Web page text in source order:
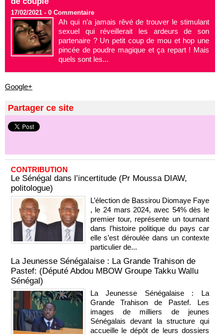
17/02/2021 - 0 Commentaire
Ah qui n’a jamais rêvé de trouver le stimulant
sexuel qui réveillerait les ardeurs de son
partenaire ? Un petit coup de mou et hop une
pincée de poudre magique et ça repart ! Mais
quels sont les...
Google+
Partager ce site
CONTRIBUTION
Le Sénégal dans l’incertitude (Pr Moussa DIAW,
politologue)
L’élection de Bassirou Diomaye Faye
, le 24 mars 2024, avec 54% dès le
premier tour, représente un tournant
dans l’histoire politique du pays car
elle s’est déroulée dans un contexte
particulier de...
La Jeunesse Sénégalaise : La Grande Trahison de
Pastef: (Député Abdou MBOW Groupe Takku Wallu
Sénégal)
La Jeunesse Sénégalaise : La
Grande Trahison de Pastef. Les
images de milliers de jeunes
Sénégalais devant la structure qui
accueille le dépôt de leurs dossiers